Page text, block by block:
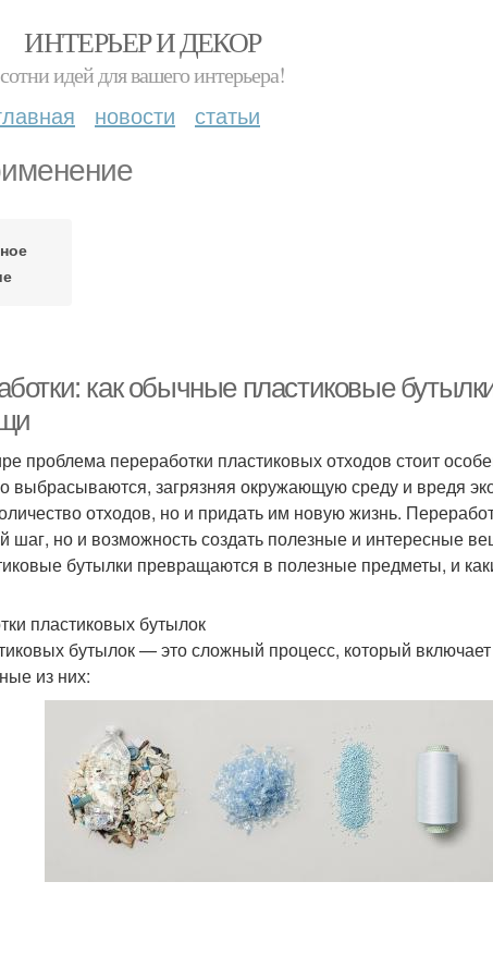
ИНТЕРЬЕР И ДЕКОР
сотни идей для вашего интерьера!
новости статьи
как обычные пластиковые
проблема переработки пластиковых отходов стоит
выбрасываются, загрязняя окружающую среду и вредя
отходов, но и придать им новую жизнь.
шаг, но и возможность создать полезные и интересные
бутылки превращаются в полезные предметы, и
пластиковых бутылок
бутылок — это сложный процесс, который
из них: